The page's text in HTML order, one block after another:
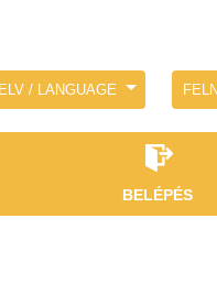
/ LANGUAGE
BELÉPÉS